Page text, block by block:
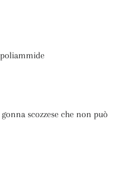
scozzese che non può